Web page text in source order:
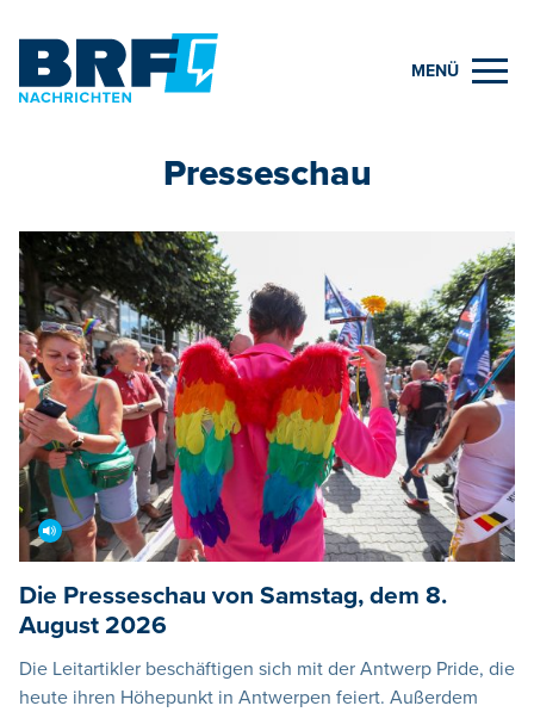
MENÜ
Presseschau
Die Presseschau von Samstag, dem 8.
August 2026
Die Leitartikler beschäftigen sich mit der Antwerp Pride, die
heute ihren Höhepunkt in Antwerpen feiert. Außerdem